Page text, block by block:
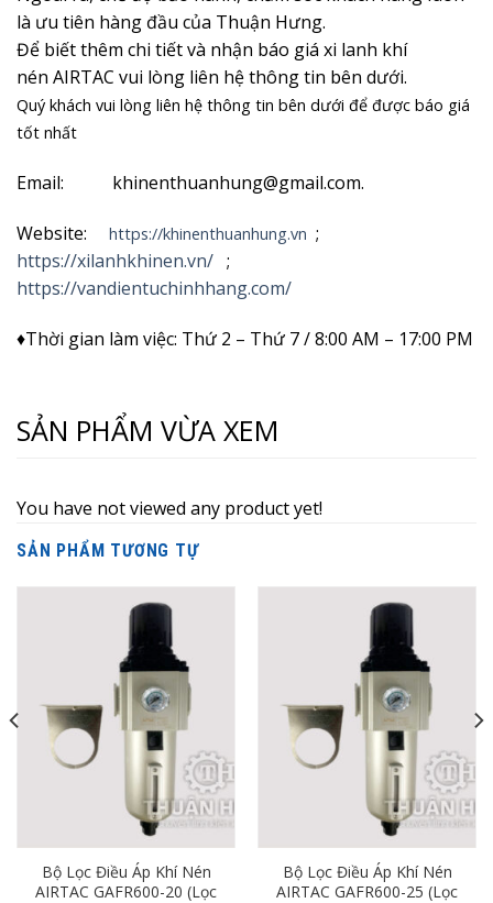
là ưu tiên hàng đầu của Thuận Hưng.
Để biết thêm chi tiết và nhận báo giá xi lanh khí
nén AIRTAC vui lòng liên hệ thông tin bên dưới.
Quý khách vui lòng liên hệ thông tin bên dưới để được báo giá
tốt nhất
Email: khinenthuanhung@gmail.com.
Website: https://khinenthuanhung.vn ;
https://xilanhkhinen.vn/ ;
https://vandientuchinhhang.com/
♦Thời gian làm việc: Thứ 2 – Thứ 7 / 8:00 AM – 17:00 PM
SẢN PHẨM VỪA XEM
You have not viewed any product yet!
SẢN PHẨM TƯƠNG TỰ
Bộ Lọc Điều Áp Khí Nén
AIRTAC GAFR600-20 (Lọc
Bộ Lọc Điều Áp Khí Nén
AIRTAC GAFR600-25 (Lọc